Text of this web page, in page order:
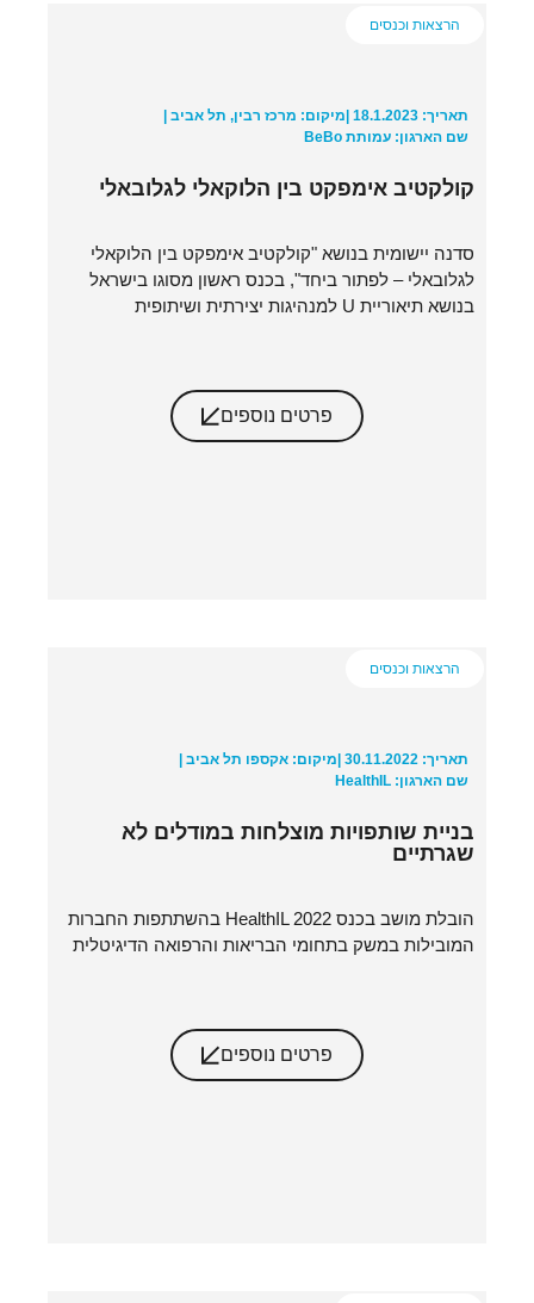
הרצאות וכנסים
תאריך: 18.1.2023 |
מיקום: מרכז רבין, תל אביב |
שם הארגון: עמותת BeBo
קולקטיב אימפקט בין הלוקאלי לגלובאלי
סדנה יישומית בנושא "קולקטיב אימפקט בין הלוקאלי
לגלובאלי – לפתור ביחד", בכנס ראשון מסוגו בישראל
בנושא תיאוריית U למנהיגות יצירתית ושיתופית
פרטים נוספים
הרצאות וכנסים
תאריך: 30.11.2022 |
מיקום: אקספו תל אביב |
שם הארגון: HealthIL
בניית שותפויות מוצלחות במודלים לא
שגרתיים
הובלת מושב בכנס HealthIL 2022 בהשתתפות החברות
המובילות במשק בתחומי הבריאות והרפואה הדיגיטלית
פרטים נוספים